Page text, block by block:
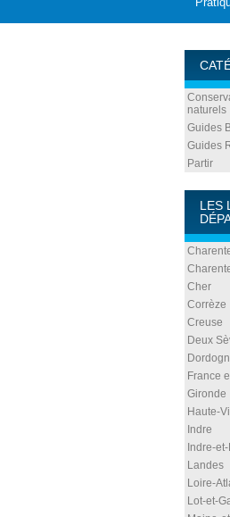
naturels
Guides
Guides
Partir
LES
Cher
Corrèze
Creuse
Deux
France
Gironde
Haute-
Indre
Indre-
Landes
Loire-
Lot-et-